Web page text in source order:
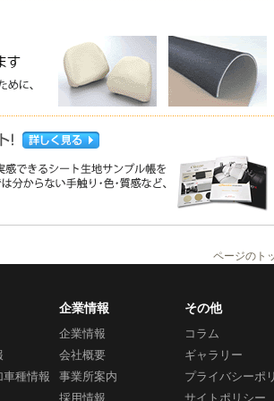
ページのト
車種情報
企業情報
企業情報
会社概要
事業所案内
採用情報
その他
コラム
ギャラリー
プライバシーポ
サイトポリシー